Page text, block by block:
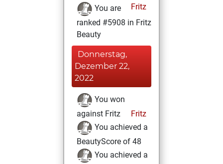
Fritz
You are
ranked #5908 in Fritz
Beauty
Donnerstag,
Dezember 22,
2022
You won
against Fritz
Fritz
You achieved a
BeautyScore of 48
You achieved a